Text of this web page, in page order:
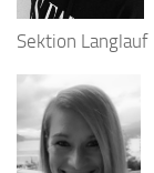
Sektion Langlauf